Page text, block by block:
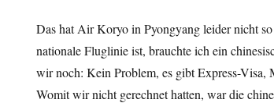
Das hat Air Koryo in Pyongyang leider nicht
nationale Fluglinie ist, brauchte ich ein
wir noch: Kein Problem, es gibt Express-Visa,
Womit wir nicht gerechnet hatten, war die